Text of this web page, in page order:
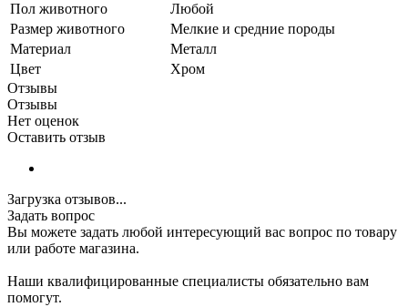
Пол животного
Любой
Размер животного
Мелкие и средние породы
Материал
Металл
Цвет
Хром
Отзывы
Отзывы
Нет оценок
Оставить отзыв
Загрузка отзывов...
Задать вопрос
Вы можете задать любой интересующий вас вопрос по товару
или работе магазина.
Наши квалифицированные специалисты обязательно вам
помогут.